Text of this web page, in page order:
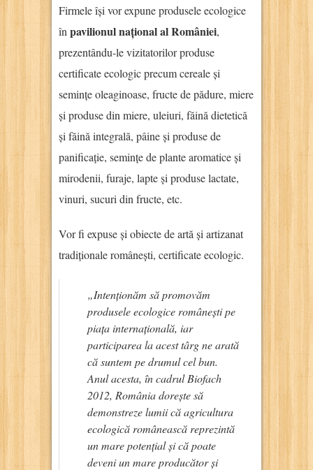
Firmele își vor expune produsele ecologice
în pavilionul național al României,
prezentându-le vizitatorilor produse
certificate ecologic precum cereale și
semințe oleaginoase, fructe de pădure, miere
și produse din miere, uleiuri, făină dietetică
și făină integrală, pâine și produse de
panificație, semințe de plante aromatice și
mirodenii, furaje, lapte și produse lactate,
vinuri, sucuri din fructe, etc.
Vor fi expuse și obiecte de artă și artizanat
tradiționale românești, certificate ecologic.
„Intenționăm să promovăm
produsele ecologice românești pe
piața internațională, iar
participarea la acest târg ne arată
că suntem pe drumul cel bun.
Anul acesta, în cadrul Biofach
2012, România dorește să
demonstreze lumii că agricultura
ecologică românească reprezintă
un mare potențial și că poate
deveni un mare producător și